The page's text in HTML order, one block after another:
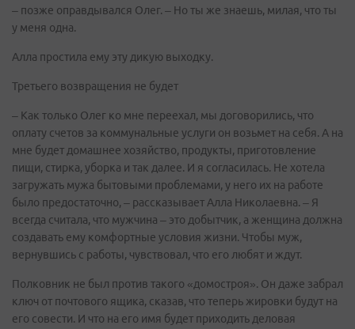
– позже оправдывался Олег. – Но ты же знаешь, милая, что ты
у меня одна.
Алла простила ему эту дикую выходку.
Третьего возвращения не будет
– Как только Олег ко мне переехал, мы договорились, что
оплату счетов за коммунальные услуги он возьмет на себя. А на
мне будет домашнее хозяйство, продукты, приготовление
пищи, стирка, уборка и так далее. И я согласилась. Не хотела
загружать мужа бытовыми проблемами, у него их на работе
было предостаточно, – рассказывает Алла Николаевна. – Я
всегда считала, что мужчина – это добытчик, а женщина должна
создавать ему комфортные условия жизни. Чтобы муж,
вернувшись с работы, чувствовал, что его любят и ждут.
Полковник не был против такого «домостроя». Он даже забрал
ключ от почтового ящика, сказав, что теперь жировки будут на
его совести. И что на его имя будет приходить деловая